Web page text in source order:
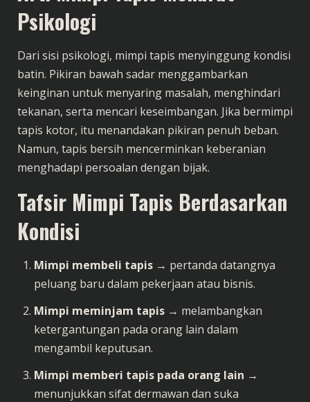
Psikologi
Dari sisi psikologi, mimpi tapis menyinggung kondisi
batin. Pikiran bawah sadar menggambarkan
keinginan untuk menyaring masalah, menghindari
tekanan, serta mencari keseimbangan. Jika bermimpi
tapis kotor, itu menandakan pikiran penuh beban.
Namun, tapis bersih mencerminkan keberanian
menghadapi persoalan dengan bijak.
Tafsir Mimpi Tapis Berdasarkan
Kondisi
Mimpi membeli tapis → pertanda datangnya
peluang baru dalam pekerjaan atau bisnis.
Mimpi meminjam tapis → melambangkan
ketergantungan pada orang lain dalam
mengambil keputusan.
Mimpi memberi tapis pada orang lain →
menunjukkan sifat dermawan dan suka